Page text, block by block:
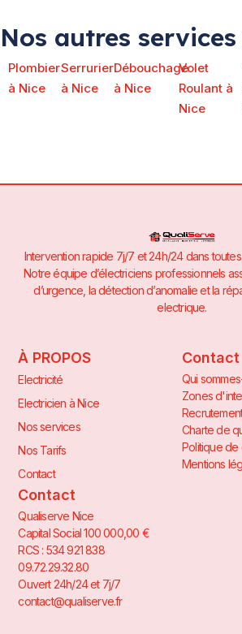
Nos autres
Plombier
à Nice
Serrurier
à Nice
Débouchage
à Nice
Volet
Roulant à
Nice
Intervention rapide 7j/7 et 24h/24 dans
Notre équipe d’électriciens professionnels
d’urgence, la détection d’anomalie et la
electrique.
À PROPOS
Electricité
Electricien à Nice
Nos services
Nos Tarifs
Contact
Contact
Qui
Zones
Charte de
Politique de
Mentions
Contact
Qualiserve Nice
Capital Social 100 000,00 €
RCS : 534 921 838
09.72.29.32.80
Ouvert 24h/24 et 7j/7
contact@qualiserve.fr